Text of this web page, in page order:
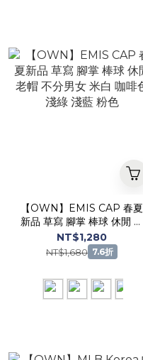
【OWN】EMIS CAP 春夏
新品 草寫 腳掌 棒球 休閒 老
帽 不分男女 米白 咖啡色 淺
綠 淺藍 粉色
NT$1,280
NT$1,680 7.6折